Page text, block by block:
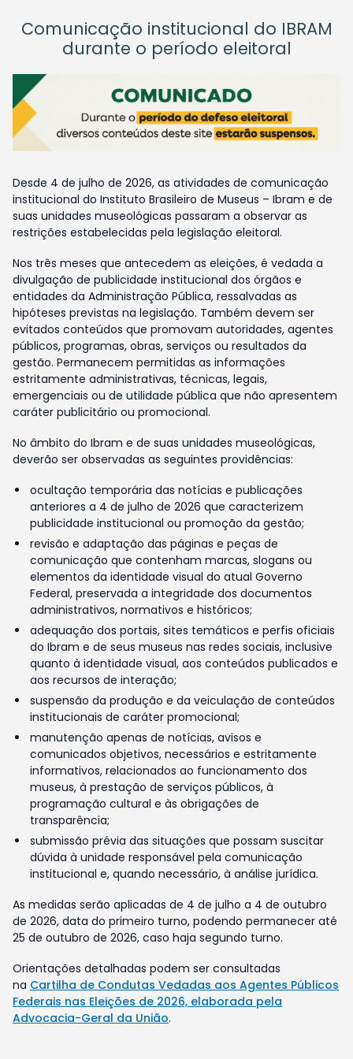
Comunicação institucional do IBRAM
durante o período eleitoral
Desde 4 de julho de 2026, as atividades de comunicação
institucional do Instituto Brasileiro de Museus – Ibram e de
suas unidades museológicas passaram a observar as
restrições estabelecidas pela legislação eleitoral.
Nos três meses que antecedem as eleições, é vedada a
divulgação de publicidade institucional dos órgãos e
entidades da Administração Pública, ressalvadas as
hipóteses previstas na legislação. Também devem ser
evitados conteúdos que promovam autoridades, agentes
públicos, programas, obras, serviços ou resultados da
gestão. Permanecem permitidas as informações
estritamente administrativas, técnicas, legais,
emergenciais ou de utilidade pública que não apresentem
caráter publicitário ou promocional.
No âmbito do Ibram e de suas unidades museológicas,
deverão ser observadas as seguintes providências:
ocultação temporária das notícias e publicações
anteriores a 4 de julho de 2026 que caracterizem
publicidade institucional ou promoção da gestão;
revisão e adaptação das páginas e peças de
comunicação que contenham marcas, slogans ou
elementos da identidade visual do atual Governo
Federal, preservada a integridade dos documentos
administrativos, normativos e históricos;
adequação dos portais, sites temáticos e perfis oficiais
do Ibram e de seus museus nas redes sociais, inclusive
quanto à identidade visual, aos conteúdos publicados e
aos recursos de interação;
suspensão da produção e da veiculação de conteúdos
institucionais de caráter promocional;
manutenção apenas de notícias, avisos e
comunicados objetivos, necessários e estritamente
informativos, relacionados ao funcionamento dos
museus, à prestação de serviços públicos, à
programação cultural e às obrigações de
transparência;
submissão prévia das situações que possam suscitar
dúvida à unidade responsável pela comunicação
institucional e, quando necessário, à análise jurídica.
As medidas serão aplicadas de 4 de julho a 4 de outubro
de 2026, data do primeiro turno, podendo permanecer até
25 de outubro de 2026, caso haja segundo turno.
Orientações detalhadas podem ser consultadas
na Cartilha de Condutas Vedadas aos Agentes Públicos
Federais nas Eleições de 2026, elaborada pela
Advocacia-Geral da União.